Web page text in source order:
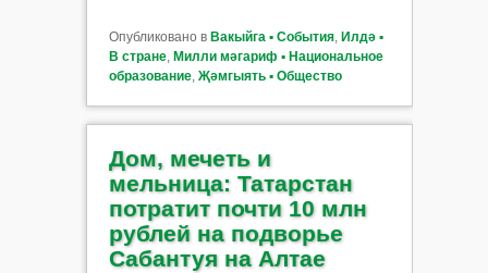
Опубликовано в Вакыйга ▪ События, Илдә ▪
В стране, Милли мәгариф ▪ Национальное
образование, Җәмгыять ▪ Общество
Дом, мечеть и
мельница: Татарстан
потратит почти 10 млн
рублей на подворье
Сабантуя на Алтае